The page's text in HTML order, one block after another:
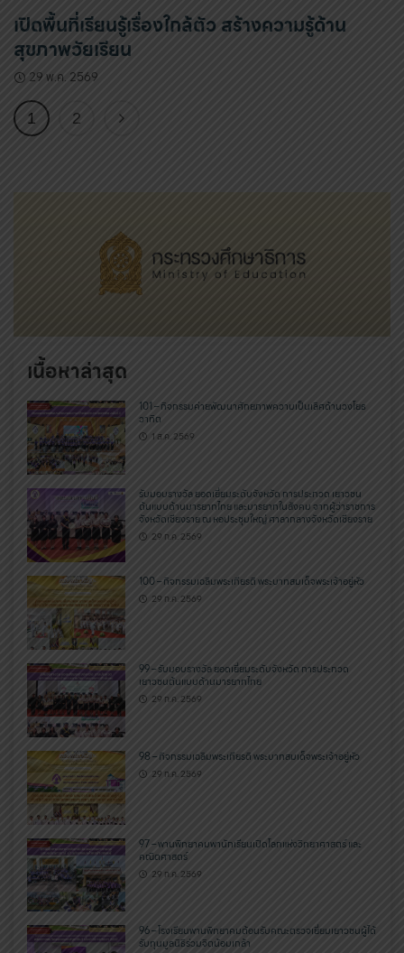
เปิดพื้นที่เรียนรู้เรื่องใกล้ตัว สร้างความรู้ด้าน
สุขภาพวัยเรียน
29 พ.ค. 2569
1 2
เนื้อหาล่าสุด
101 – กิจกรรมค่ายพัฒนาศักยภาพความเป็นเลิศด้านวงโยธ
วาทิต
1 ส.ค. 2569
รับมอบรางวัล ยอดเยี่ยมระดับจังหวัด การประกวด เยาวชน
ต้นแบบด้านมารยาทไทย และมารยาทในสังคม จากผู้ว่าราชการ
จังหวัดเชียงราย ณ หอประชุมใหญ่ ศาลากลางจังหวัดเชียงราย
29 ก.ค. 2569
100 – กิจกรรมเฉลิมพระเกียรติ พระบาทสมเด็จพระเจ้าอยู่หัว
29 ก.ค. 2569
99 – รับมอบรางวัล ยอดเยี่ยมระดับจังหวัด การประกวด
เยาวชนต้นแบบด้านมารยาทไทย
29 ก.ค. 2569
98 – กิจกรรมเฉลิมพระเกียรติ พระบาทสมเด็จพระเจ้าอยู่หัว
29 ก.ค. 2569
97 – พานพิทยาคมพานักเรียนเปิดโลกแห่งวิทยาศาสตร์ และ
คณิตศาสตร์
29 ก.ค. 2569
96 – โรงเรียนพานพิทยาคมต้อนรับคณะตรวจเยี่ยมเยาวชนผู้ได้
รับทุนมูลนิธิร่วมจิตน้อมเกล้า